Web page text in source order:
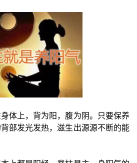
体上，背为阳，腹为阴。只要保养
部发光发热，滋生出源源不断的能